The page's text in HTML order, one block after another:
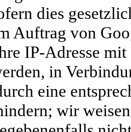
dies
Auftrag von
IP-Adresse
in
eine
wir